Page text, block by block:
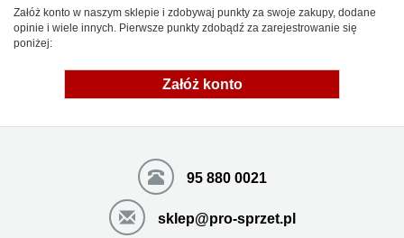
Załóż konto w naszym sklepie i zdobywaj punkty za swoje zakupy, dodane
opinie i wiele innych. Pierwsze punkty zdobądź za zarejestrowanie się
poniżej:
Załóż konto
95 880 0021
sklep@pro-sprzet.pl